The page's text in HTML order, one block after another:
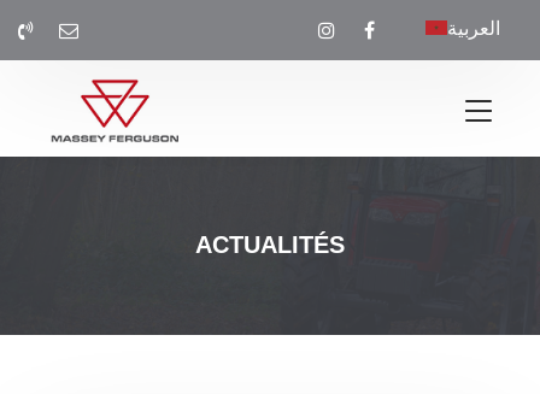
العربية
ACTUALITÉS